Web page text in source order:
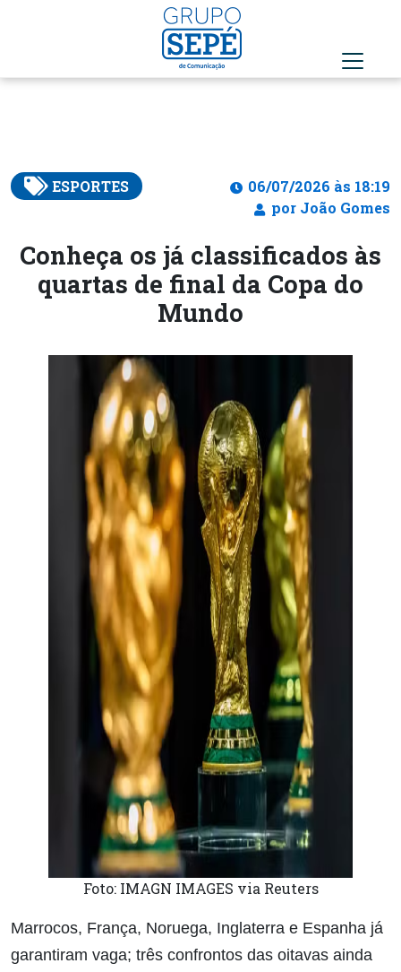
ESPORTES
06/07/2026 às 18:19
por João Gomes
Conheça os já classificados às
quartas de final da Copa do
Mundo
Foto: IMAGN IMAGES via Reuters
Marrocos, França, Noruega, Inglaterra e Espanha já
garantiram vaga; três confrontos das oitavas ainda